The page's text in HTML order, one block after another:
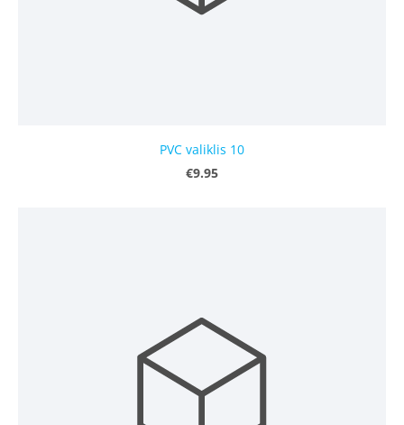
PVC valiklis 10
€9.95